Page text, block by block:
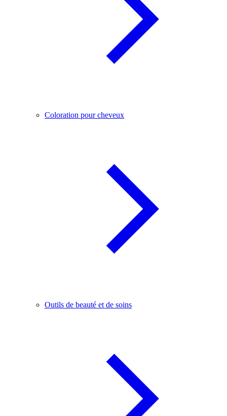
Coloration pour cheveux
Outils de beauté et de soins